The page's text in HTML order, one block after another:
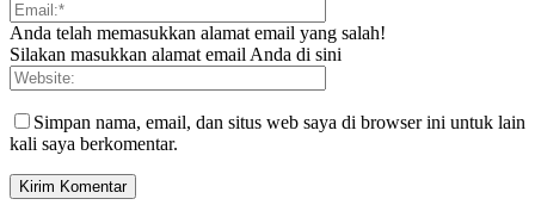
Anda telah memasukkan alamat email yang salah!
Silakan masukkan alamat email Anda di sini
Simpan nama, email, dan situs web saya di browser ini untuk lain
kali saya berkomentar.